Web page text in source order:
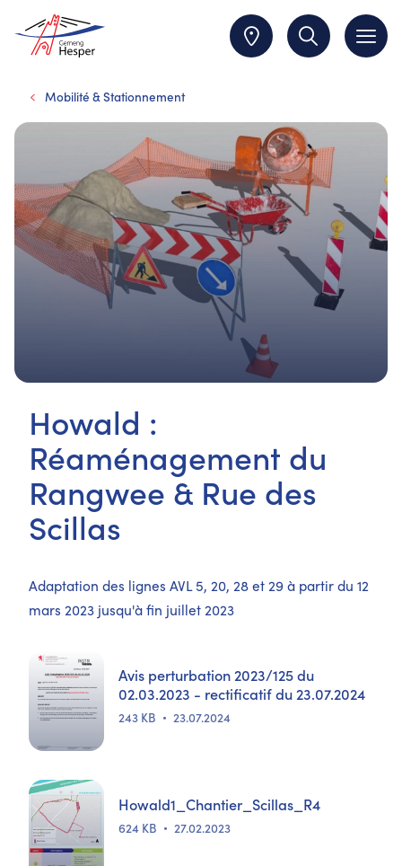
Mobilité & Stationnement
Howald :
Réaménagement du
Rangwee & Rue des
Scillas
Adaptation des lignes AVL 5, 20, 28 et 29 à partir du 12
mars 2023 jusqu'à fin juillet 2023
Avis perturbation 2023/125 du
02.03.2023 - rectificatif du 23.07.2024
243 KB 23.07.2024
Howald1_Chantier_Scillas_R4
624 KB 27.02.2023